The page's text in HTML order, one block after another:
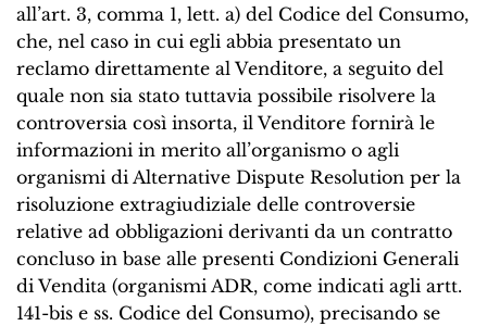
all’art. 3, comma 1, lett. a) del Codice del Consumo,
che, nel caso in cui egli abbia presentato un
reclamo direttamente al Venditore, a seguito del
quale non sia stato tuttavia possibile risolvere la
controversia così insorta, il Venditore fornirà le
informazioni in merito all’organismo o agli
organismi di Alternative Dispute Resolution per la
risoluzione extragiudiziale delle controversie
relative ad obbligazioni derivanti da un contratto
concluso in base alle presenti Condizioni Generali
di Vendita (organismi ADR, come indicati agli artt.
141-bis e ss. Codice del Consumo), precisando se